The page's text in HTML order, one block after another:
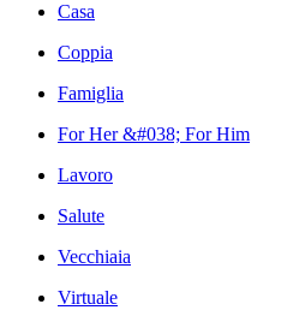
Casa
Coppia
Famiglia
For Her &#038; For Him
Lavoro
Salute
Vecchiaia
Virtuale